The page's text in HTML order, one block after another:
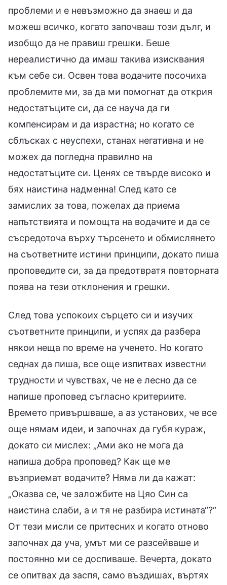
проблеми и е невъзможно да знаеш и да
можеш всичко, когато започваш този дълг, и
изобщо да не правиш грешки. Беше
нереалистично да имаш такива изисквания
към себе си. Освен това водачите посочиха
проблемите ми, за да ми помогнат да открия
недостатъците си, да се науча да ги
компенсирам и да израстна; но когато се
сблъсках с неуспехи, станах негативна и не
можех да погледна правилно на
недостатъците си. Ценях се твърде високо и
бях наистина надменна! След като се
замислих за това, пожелах да приема
напътствията и помощта на водачите и да се
съсредоточа върху търсенето и обмислянето
на съответните истини принципи, докато пиша
проповедите си, за да предотвратя повторната
поява на тези отклонения и грешки.
След това успокоих сърцето си и изучих
съответните принципи, и успях да разбера
някои неща по време на ученето. Но когато
седнах да пиша, все още изпитвах известни
трудности и чувствах, че не е лесно да се
напише проповед съгласно критериите.
Времето привършваше, а аз установих, че все
още нямам идеи, и започнах да губя кураж,
докато си мислех: „Ами ако не мога да
напиша добра проповед? Как ще ме
възприемат водачите? Няма ли да кажат:
„Оказва се, че заложбите на Цяо Син са
наистина слаби, а и тя не разбира истината“?“
От тези мисли се притесних и когато отново
започнах да уча, умът ми се разсейваше и
постоянно ми се доспиваше. Вечерта, докато
се опитвах да заспя, само въздишах, въртях